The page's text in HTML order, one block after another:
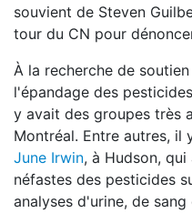
souvient de Steven
tour du CN pour
À la recherche de
l'épandage des
y avait des groupes très
Montréal. Entre autres, il
June Irwin, à Hudson,
néfastes des pesticides
analyses d'urine, de